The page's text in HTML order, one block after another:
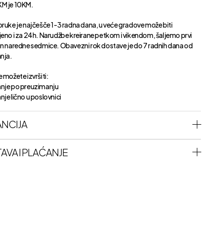
je 10KM.
je najčešče 1-3 radna dana, u veće gradove može biti
i za 24h. Narudžbe kreirane petkom i vikendom, šaljemo prvi
naredne sedmice. Obavezni rok dostave je do 7 radnih dana od
možete izvršiti:
po preuzimanju
lično u poslovnici
I PLAĆANJE